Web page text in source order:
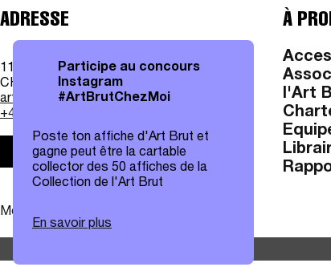
Participe au concours
Instagram
#ArtBrutChezMoi
Poste ton affiche d'Art Brut et
gagne peut être la cartable
collector des 50 affiches de la
Collection de l'Art Brut
En savoir plus
ADRESSE
11, av. des Bergières
CH - 1004 Lausanne
art.brut@lausanne.ch
+41 21 315 25 70
Infos pratiques
À
l'Art
Mentions légales